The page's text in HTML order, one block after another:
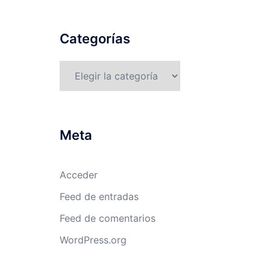
Categorías
Meta
Acceder
Feed de entradas
Feed de comentarios
WordPress.org